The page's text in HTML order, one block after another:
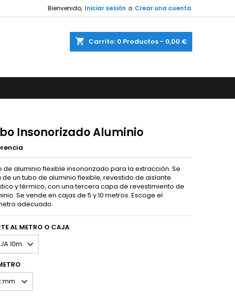
Bienvenido, Iniciar sesión o Crear una cuenta
shopping_cart Carrito: 0 Productos - 0,00 €
Insonorizado Aluminio
de aluminio flexible insonorizado para la extracción. Se
de un tubo de aluminio flexible, revestido de aislante
y térmico, con una tercera capa de revestimiento de
Se vende en cajas de 5 y 10 metros. Escoge el
adecuado.
AL METRO O CAJA